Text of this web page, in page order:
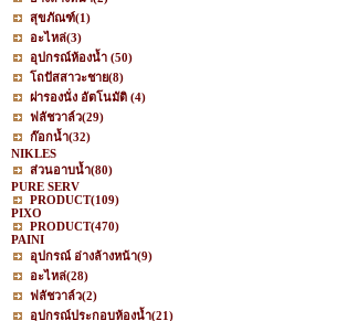
สุขภัณฑ์(1)
อะไหล่(3)
อุปกรณ์ห้องน้ำ (50)
โถปัสสาวะชาย(8)
ฝารองนั่ง อัตโนมัติ (4)
ฟลัชวาล์ว(29)
ก๊อกน้ำ(32)
NIKLES
ส่วนอาบน้ำ(80)
PURE SERV
PRODUCT(109)
PIXO
PRODUCT(470)
PAINI
อุปกรณ์ อ่างล้างหน้า(9)
อะไหล่(28)
ฟลัชวาล์ว(2)
อุปกรณ์ประกอบห้องน้ำ(21)